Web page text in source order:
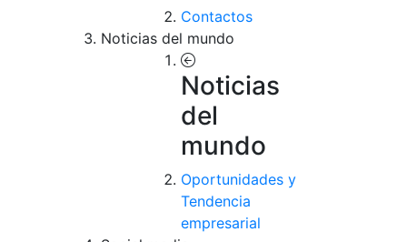
Contactos
Noticias del mundo
Noticias
del
mundo
Oportunidades y
Tendencia
empresarial